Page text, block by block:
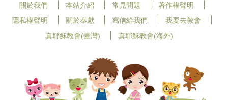
關於我們 本站介紹 常見問題
著作權聲明
隱私權聲明
關於奉獻 寫信給我們
我要去教會
真耶穌教會(臺灣)
真耶穌教會(海外)